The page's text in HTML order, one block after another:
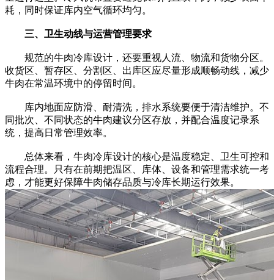
耗，同时保证库内空气循环均匀。
三、卫生动线与运营管理要求
规范的牛肉冷库设计，还要重视人流、物流和货物分区。
收货区、暂存区、分割区、出库区应尽量形成顺畅动线，减少
牛肉在常温环境中的停留时间。
库内地面应防滑、耐清洗，排水系统要便于清洁维护。不
同批次、不同状态的牛肉建议分区存放，并配合温度记录系
统，提高日常管理效率。
总体来看，牛肉冷库设计的核心是温度稳定、卫生可控和
流程合理。只有在前期把温区、库体、设备和管理需求统一考
虑，才能更好保障牛肉储存品质与冷库长期运行效果。